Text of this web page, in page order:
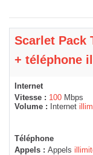
Scarlet Pack
+ téléphone
Internet
Vitesse : 100 Mbps
Volume :
Internet
Téléphone
Appels : Appels